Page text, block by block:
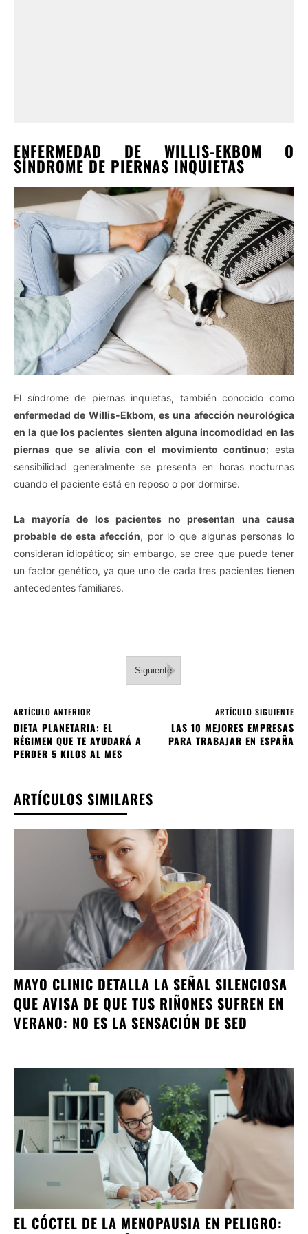
ENFERMEDAD DE WILLIS-EKBOM O
SÍNDROME DE PIERNAS INQUIETAS
El síndrome de piernas inquietas, también conocido como
enfermedad de Willis-Ekbom, es una afección neurológica
en la que los pacientes sienten alguna incomodidad en las
piernas que se alivia con el movimiento continuo; esta
sensibilidad generalmente se presenta en horas nocturnas
cuando el paciente está en reposo o por dormirse.
La mayoría de los pacientes no presentan una causa
probable de esta afección, por lo que algunas personas lo
consideran idiopático; sin embargo, se cree que puede tener
un factor genético, ya que uno de cada tres pacientes tienen
antecedentes familiares.
Siguiente
ARTÍCULO ANTERIOR
DIETA PLANETARIA: EL
RÉGIMEN QUE TE AYUDARÁ A
PERDER 5 KILOS AL MES
ARTÍCULO SIGUIENTE
LAS 10 MEJORES EMPRESAS
PARA TRABAJAR EN ESPAÑA
ARTÍCULOS SIMILARES
MAYO CLINIC DETALLA LA SEÑAL SILENCIOSA
QUE AVISA DE QUE TUS RIÑONES SUFREN EN
VERANO: NO ES LA SENSACIÓN DE SED
EL CÓCTEL DE LA MENOPAUSIA EN PELIGRO: